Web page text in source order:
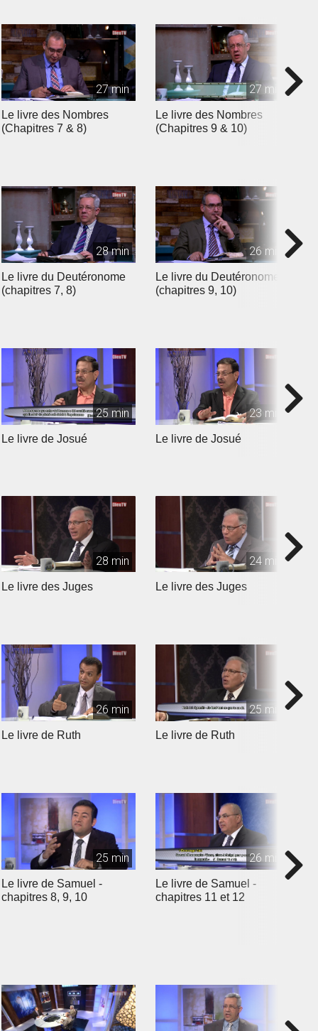
27 min
Le livre des Nombres
(Chapitres 7 & 8)
27 min
Le livre des Nombres
(Chapitres 9 & 10)
28 min
Le livre du Deutéronome
(chapitres 7, 8)
26 min
Le livre du Deutéronome
(chapitres 9, 10)
25 min
Le livre de Josué
23 min
Le livre de Josué
28 min
Le livre des Juges
24 min
Le livre des Juges
26 min
Le livre de Ruth
25 min
Le livre de Ruth
25 min
Le livre de Samuel -
chapitres 8, 9, 10
26 min
Le livre de Samuel -
chapitres 11 et 12